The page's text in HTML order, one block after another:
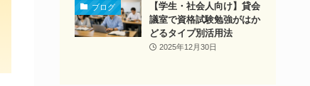
ブログ
【学生・社会人向け】貸会
議室で資格試験勉強がはか
どるタイプ別活用法
2025年12月30日